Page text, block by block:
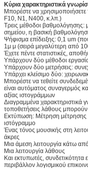
Κύρια χαρακτηριστικά
Μπορέστε να
F10, N1, N400, κ.λπ.)
Τρεις μέθοδοι
σημείου, η βασική
Ψήφισμα επίδειξης: 0,1 um
1μ μ (σειρά μεγαλύτερη από
Έχετε πέντε στατιστικές,
Υπάρχουν δύο μέθοδοι
Υπάρχουν δύο μετρήσεις:
Υπάρχει κλείσιμο δύο:
Μπορέστε να τεθείτε
είναι αυτόματος συναγερμός
αξίας ιστογράμμων
Διαγραμμένα χαρακτηριστικά
τοποθετήσεις λάθους
Εκτύπωση: Μέτρηση μέτρησης
ιστόγραμμο
Ένας τόνος μουσικής στη
άκρες
Μια άμεση λειτουργία κάτω
Μια λειτουργία λάθους
Και εκτυπωτές, συνδετικότητα
περιβάλλον λογισμικού